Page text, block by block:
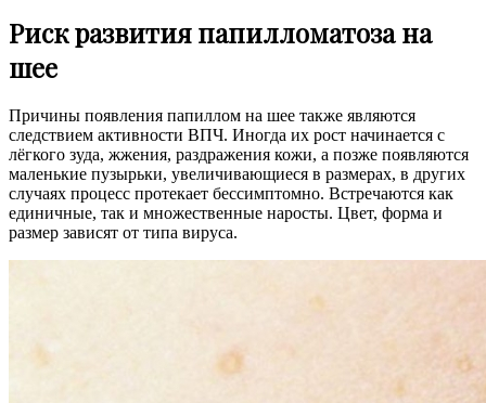
Риск развития папилломатоза на
шее
Причины появления папиллом на шее также являются
следствием активности ВПЧ. Иногда их рост начинается с
лёгкого зуда, жжения, раздражения кожи, а позже появляются
маленькие пузырьки, увеличивающиеся в размерах, в других
случаях процесс протекает бессимптомно. Встречаются как
единичные, так и множественные наросты. Цвет, форма и
размер зависят от типа вируса.